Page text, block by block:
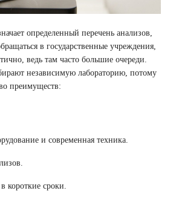
определенный перечень анализов,
в государственные учреждения,
ведь там часто большие очереди.
независимую лабораторию, потому
преимуществ:
и современная техника.
короткие сроки.